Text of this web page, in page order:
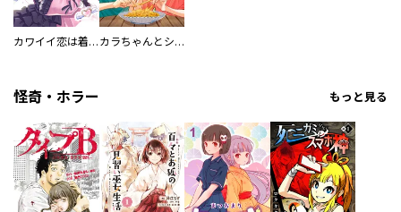
カワイイ恋は着飾らない カラちゃんとシトーさんと、 【分冊版】
怪奇・ホラー もっと見る